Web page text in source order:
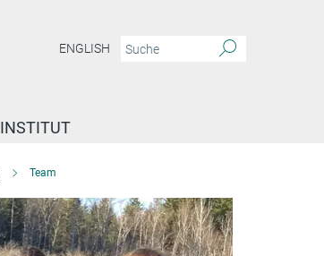
ENGLISH
INSTITUT
Team